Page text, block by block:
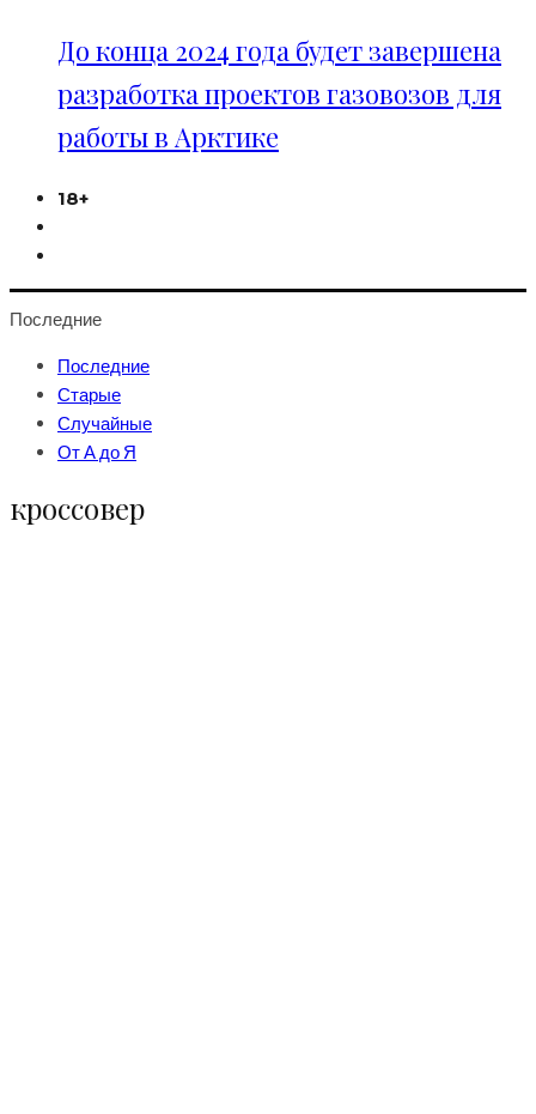
До конца 2024 года будет завершена
разработка проектов газовозов для
работы в Арктике
18+
Последние
Последние
Старые
Случайные
От А до Я
кроссовер